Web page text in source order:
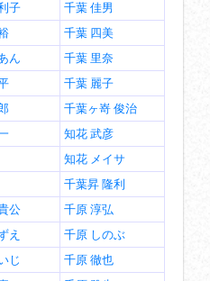
子
千葉 佳男
千葉 四美
ん
千葉 里奈
千葉 麗子
千葉ヶ嵜 俊治
知花 武彦
知花 メイサ
千葉昇 隆利
公
千原 淳弘
え
千原 しのぶ
じ
千原 徹也